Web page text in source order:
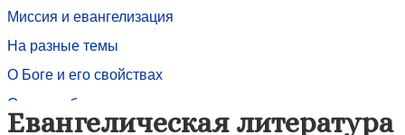
Миссия и евангелизация
На разные темы
О Боге и его свойствах
О вере и благодати
Евангелическая литература